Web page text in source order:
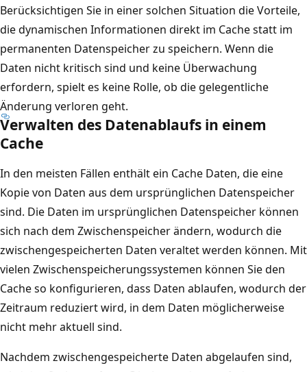
s
m
i
t
d
e
r
B
e
z
e
i
c
h
n
u
n
A
e
s
t
e
l
l
t
w
r
d
.
I
n
d
e
r
M
i
Berücksichtigen Sie in einer solchen Situation die Vorteile,
die dynamischen Informationen direkt im Cache statt im
permanenten Datenspeicher zu speichern. Wenn die
Daten nicht kritisch sind und keine Überwachung
erfordern, spielt es keine Rolle, ob die gelegentliche
Änderung verloren geht.
Verwalten des Datenablaufs in einem
Cache
In den meisten Fällen enthält ein Cache Daten, die eine
Kopie von Daten aus dem ursprünglichen Datenspeicher
sind. Die Daten im ursprünglichen Datenspeicher können
sich nach dem Zwischenspeicher ändern, wodurch die
zwischengespeicherten Daten veraltet werden können. Mit
vielen Zwischenspeicherungssystemen können Sie den
Cache so konfigurieren, dass Daten ablaufen, wodurch der
Zeitraum reduziert wird, in dem Daten möglicherweise
nicht mehr aktuell sind.
Nachdem zwischengespeicherte Daten abgelaufen sind,